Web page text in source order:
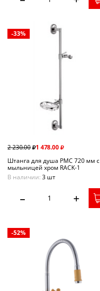
2 230.00 1 478.00
Штанга для душа РМС 720 мм с
мыльницей хром RACK-1
В наличии: 3 шт
-33%
– +
-52%